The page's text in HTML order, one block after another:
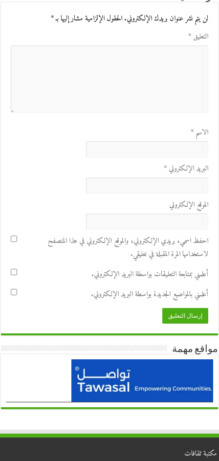
لن يتم نشر عنوان بريدك الإلكتروني.الحقول الإلزامية مشار إليها بـ*
التعليق*
الاسم*
البريد الإلكتروني*
الموقع الإلكتروني
احفظ اسمي، بريدي الإلكتروني، والموقع الإلكتروني في هذا المتصفح
لاستخدامها المرة المقبلة في تعليقي.
أعلمني بمتابعة التعليقات بواسطة البريد الإلكتروني.
أعلمني بالمواضيع الجديدة بواسطة البريد الإلكتروني.
مواقع مهمة
مكتبة ثقافات